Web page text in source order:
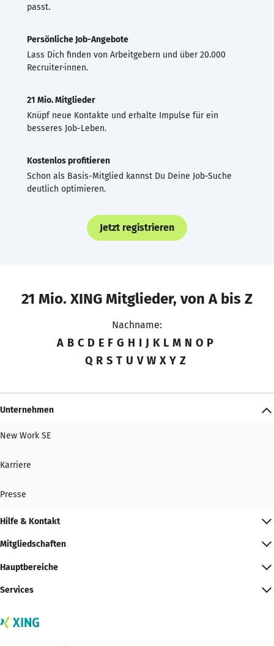
passt.
Persönliche Job-Angebote
Lass Dich finden von Arbeitgebern und über 20.000
Recruiter·innen.
21 Mio. Mitglieder
Knüpf neue Kontakte und erhalte Impulse für ein
besseres Job-Leben.
Kostenlos profitieren
Schon als Basis-Mitglied kannst Du Deine Job-Suche
deutlich optimieren.
Jetzt registrieren
21 Mio. XING Mitglieder, von A bis Z
Nachname:
A B C D E F G H I J K L M N O P
Q R S T U V W X Y Z
Unternehmen
New Work SE
Karriere
Presse
Hilfe & Kontakt
Mitgliedschaften
Hauptbereiche
Services